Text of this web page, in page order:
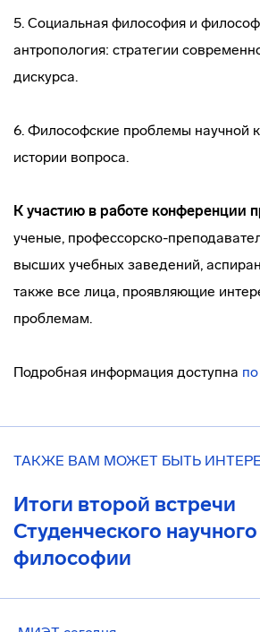
5. Социальная философия и
антропология: стратегии
дискурса.
6. Философские проблемы научной
истории вопроса.
К участию в работе конференции
ученые, профессорско-
высших учебных заведений,
также все лица, проявляющие
проблемам.
Подробная информация доступна
ТАКЖЕ ВАМ МОЖЕТ БЫТЬ
Итоги второй встречи
Студенческого
философии